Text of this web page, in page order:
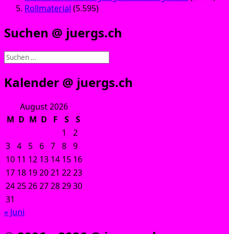
Rollmaterial (5.595)
Suchen @ juergs.ch
Suchen
Kalender @ juergs.ch
August 2026
M D M D F S
S
1
2
3 4 5 6 7 8 9
10 11 12 13 14 15 16
17 18 192021 2223
24252627282930
31
« Juni